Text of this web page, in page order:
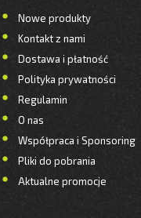
Nowe produkty
Kontakt z nami
Dostawa i płatność
Polityka prywatności
Regulamin
O nas
Współpraca i Sponsoring
Pliki do pobrania
Aktualne promocje